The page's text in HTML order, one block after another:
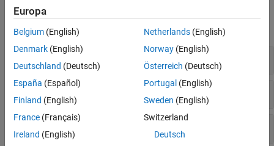
espandi tutto
Stima del modello
Regressori del modello
Oggetti di mappatura non lineare e lineare
Europa
Belgium (English)
Denmark (English)
Deutschland (Deutsch)
España (Español)
Finland (English)
France (Français)
Ireland (English)
Netherlands(English)
Norway(English)
Österreich (Deutsch)
Portugal (English)
Sweden (English)
Switzerland
Deutsch